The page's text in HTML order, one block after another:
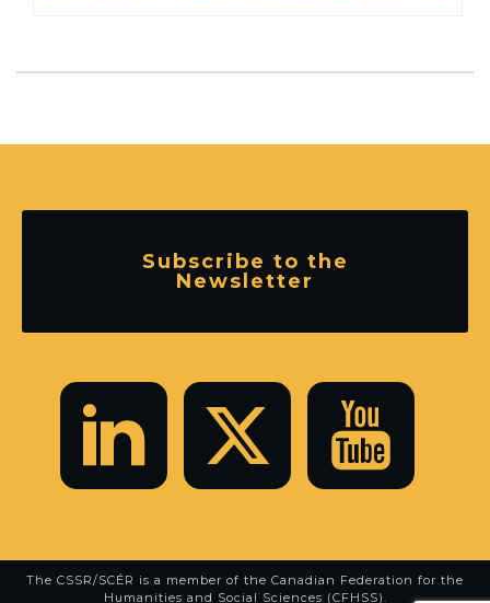
Subscribe to the
Newsletter
The CSSR/SCÉR is a member of the Canadian Federation for the
Humanities and Social Sciences (CFHSS).